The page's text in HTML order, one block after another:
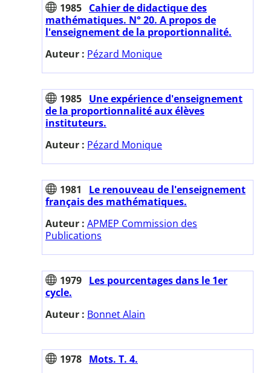
1985 Cahier de didactique des
mathématiques. N° 20. A propos de
l'enseignement de la proportionnalité.
Auteur : Pézard Monique
1985 Une expérience d'enseignement
de la proportionnalité aux élèves
instituteurs.
Auteur : Pézard Monique
1981
Le renouveau de l'enseignement
français des mathématiques.
Auteur : APMEP Commission des
Publications
1979 Les pourcentages dans le 1er
cycle.
Auteur : Bonnet Alain
1978 Mots. T. 4.